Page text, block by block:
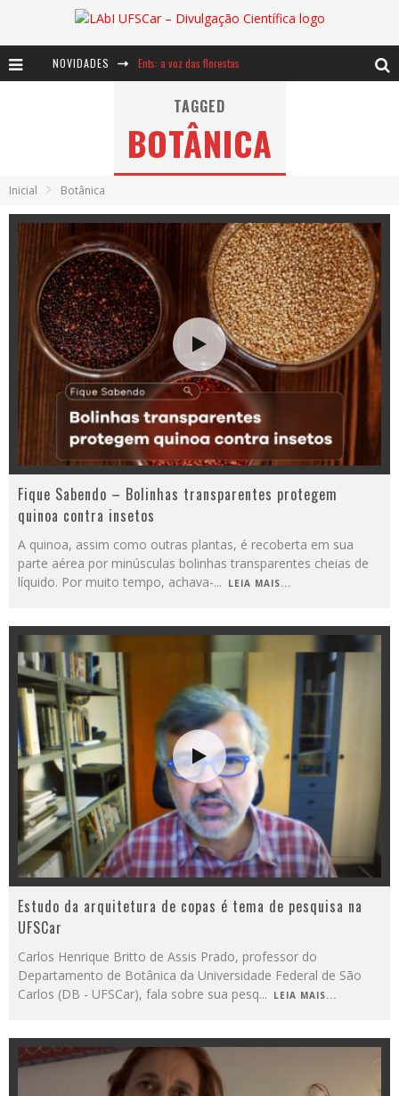
NOVIDADES Ents: a voz das florestas
Notáveis: Bertha Lutz
TAGGED
BOTÂNICA
Inicial Botânica
Fique Sabendo – Bolinhas transparentes protegem
quinoa contra insetos
A quinoa, assim como outras plantas, é recoberta em sua
parte aérea por minúsculas bolinhas transparentes cheias de
líquido. Por muito tempo, achava-... LEIA MAIS...
Estudo da arquitetura de copas é tema de pesquisa na
UFSCar
Carlos Henrique Britto de Assis Prado, professor do
Departamento de Botânica da Universidade Federal de São
Carlos (DB - UFSCar), fala sobre sua pesq... LEIA MAIS...